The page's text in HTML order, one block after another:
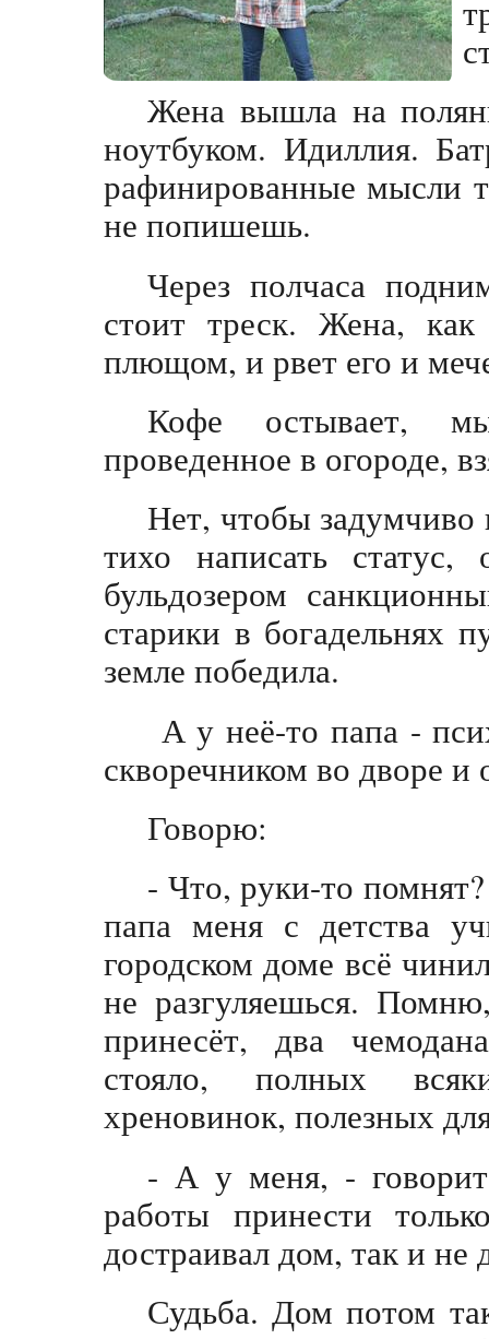
Жена вышла на
ноутбуком. Идиллия.
рафинированные мысли
не попишешь.
Через полчаса
стоит треск. Жена,
плющом, и рвет его и
Кофе остывает,
проведенное в огороде,
Нет, чтобы задумчиво
тихо написать
бульдозером
старики в богадельнях
земле победила.
А у неё-то папа -
скворечником во дворе и
Говорю:
- Что, руки-то
папа меня с детства
городском доме всё
не разгуляешься.
принесёт, два
стояло, полных
хреновинок, полезных
- А у меня, -
работы принести
достраивал дом, так и не
Судьба. Дом потом